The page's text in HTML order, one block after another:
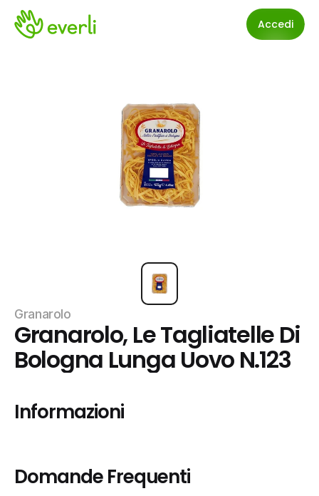
Accedi
Granarolo
Granarolo, Le Tagliatelle Di
Bologna Lunga Uovo N.123
Informazioni
Domande Frequenti